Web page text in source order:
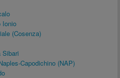
Ionio
(Cosenza)
Capodichino (NAP)